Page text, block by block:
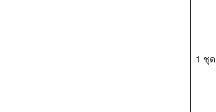
1 ชุด